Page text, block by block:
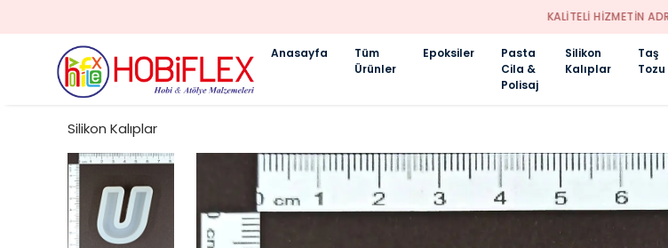
KALİTELİ HİZMETİN ADRESİ
Anasayfa
Tüm
Ürünler
Epoksiler
Pasta
Cila &
Polisaj
Silikon
Kalıplar
Taş
Tozu
Silikon Kalıplar